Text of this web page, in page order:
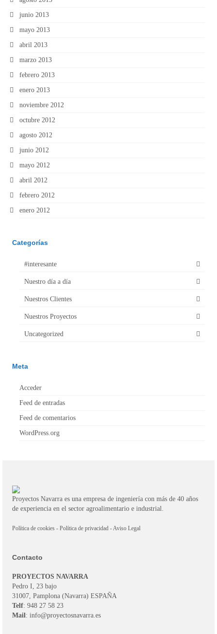
junio 2013
mayo 2013
abril 2013
marzo 2013
febrero 2013
enero 2013
noviembre 2012
octubre 2012
agosto 2012
junio 2012
mayo 2012
abril 2012
febrero 2012
enero 2012
Categorías
#interesante
Nuestro día a día
Nuestros Clientes
Nuestros Proyectos
Uncategorized
Meta
Acceder
Feed de entradas
Feed de comentarios
WordPress.org
Proyectos Navarra es una empresa de ingeniería con más de 40 años
de experiencia en el sector agroalimentario e industrial.
Política de cookies - Política de privacidad - Aviso Legal
Contacto
PROYECTOS NAVARRA
Pedro I, 23 bajo
31007, Pamplona (Navarra) ESPAÑA
Telf: 948 27 58 23
Mail: info@proyectosnavarra.es